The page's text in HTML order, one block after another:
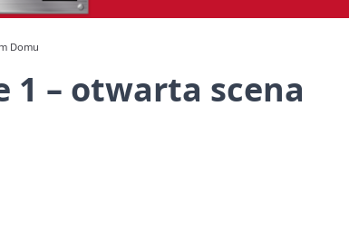
Domu
1 – otwarta scena